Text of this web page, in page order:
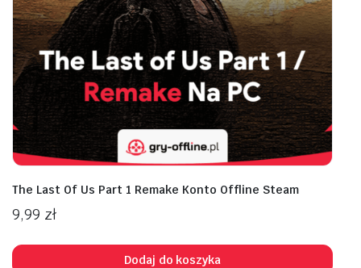
The Last Of Us Part 1 Remake Konto Offline Steam
9,99 zł
Dodaj do koszyka